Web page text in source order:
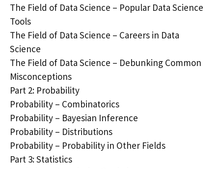
The Field of Data Science – Popular Data Science
Tools
The Field of Data Science – Careers in Data
Science
The Field of Data Science – Debunking Common
Misconceptions
Part 2: Probability
Probability – Combinatorics
Probability – Bayesian Inference
Probability – Distributions
Probability – Probability in Other Fields
Part 3: Statistics